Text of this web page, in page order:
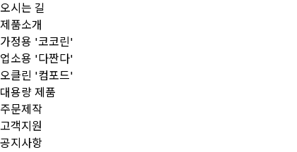
오시는 길
제품소개
가정용 '코코린'
업소용 '다짠다'
오클린 '컴포드'
대용량 제품
주문제작
고객지원
공지사항